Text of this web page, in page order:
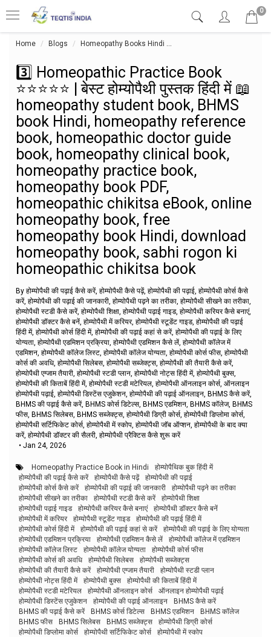
0
Home Blogs Homeopathy Books Hindi
3️⃣ Homeopathic Practice Book
⭐⭐⭐⭐⭐ | बेस्ट होम्योपैथी पुस्तक हिंदी में 📖
homeopathy student book, BHMS
book Hindi, homeopathy reference
book, homeopathic doctor guide
book, homeopathy clinical book,
homeopathy practice book,
homeopathy book PDF,
homeopathic chikitsa eBook, online
homeopathy book, free
homeopathy book Hindi, download
homeopathy book, sabhi rogon ki
homeopathic chikitsa book
By होम्योपैथी की पढ़ाई कैसे करें, होम्योपैथी कैसे पढ़ें, होम्योपैथी की पढ़ाई, होम्योपैथी कोर्स कैसे
करें, होम्योपैथी की पढ़ाई की जानकारी, होम्योपैथी पढ़ने का तरीका, होम्योपैथी सीखने का तरीका,
होम्योपैथी स्टडी कैसे करें, होम्योपैथी शिक्षा, होम्योपैथी पढ़ाई गाइड, होम्योपैथी करियर कैसे बनाएं,
होम्योपैथी डॉक्टर कैसे बनें, होम्योपैथी में करियर, होम्योपैथी स्टूडेंट गाइड, होम्योपैथी की पढ़ाई
हिंदी में, होम्योपैथी कोर्स हिंदी में, होम्योपैथी की पढ़ाई कहां से करें, होम्योपैथी की पढ़ाई के लिए
योग्यता, होम्योपैथी एडमिशन प्रक्रिया, होम्योपैथी एडमिशन कैसे लें, होम्योपैथी कॉलेज में
एडमिशन, होम्योपैथी कॉलेज लिस्ट, होम्योपैथी कॉलेज योग्यता, होम्योपैथी कोर्स फीस, होम्योपैथी
कोर्स की अवधि, होम्योपैथी सिलेबस, होम्योपैथी सब्जेक्ट्स, होम्योपैथी की तैयारी कैसे करें,
होम्योपैथी एग्जाम तैयारी, होम्योपैथी स्टडी प्लान, होम्योपैथी नोट्स हिंदी में, होम्योपैथी बुक्स,
होम्योपैथी की किताबें हिंदी में, होम्योपैथी स्टडी मटेरियल, होम्योपैथी ऑनलाइन कोर्स, ऑनलाइन
होम्योपैथी पढ़ाई, होम्योपैथी डिस्टेंस एजुकेशन, होम्योपैथी की पढ़ाई ऑनलाइन, BHMS कैसे करें,
BHMS की पढ़ाई कैसे करें, BHMS कोर्स डिटेल्स, BHMS एडमिशन, BHMS कॉलेज, BHMS
फीस, BHMS सिलेबस, BHMS सब्जेक्ट्स, होम्योपैथी डिग्री कोर्स, होम्योपैथी डिप्लोमा कोर्स,
होम्योपैथी सर्टिफिकेट कोर्स, होम्योपैथी में स्कोप, होम्योपैथी जॉब ऑप्शन, होम्योपैथी के बाद क्या
करें, होम्योपैथी डॉक्टर की सैलरी, होम्योपैथी प्रैक्टिस कैसे शुरू करें
• Jan 24, 2026
Homeopathy Practice Book in Hindi
होम्योपैथिक बुक हिंदी में
होम्योपैथी की पढ़ाई कैसे करें
होम्योपैथी कैसे पढ़ें
होम्योपैथी की पढ़ाई
होम्योपैथी कोर्स कैसे करें
होम्योपैथी की पढ़ाई की जानकारी
होम्योपैथी पढ़ने का तरीका
होम्योपैथी सीखने का तरीका
होम्योपैथी स्टडी कैसे करें
होम्योपैथी शिक्षा
होम्योपैथी पढ़ाई गाइड
होम्योपैथी करियर कैसे बनाएं
होम्योपैथी डॉक्टर कैसे बनें
होम्योपैथी में करियर
होम्योपैथी स्टूडेंट गाइड
होम्योपैथी की पढ़ाई हिंदी में
होम्योपैथी कोर्स हिंदी में
होम्योपैथी की पढ़ाई कहां से करें
होम्योपैथी की पढ़ाई के लिए योग्यता
होम्योपैथी एडमिशन प्रक्रिया
होम्योपैथी एडमिशन कैसे लें
होम्योपैथी कॉलेज में एडमिशन
होम्योपैथी कॉलेज लिस्ट
होम्योपैथी कॉलेज योग्यता
होम्योपैथी कोर्स फीस
होम्योपैथी कोर्स की अवधि
होम्योपैथी सिलेबस
होम्योपैथी सब्जेक्ट्स
होम्योपैथी की तैयारी कैसे करें
होम्योपैथी एग्जाम तैयारी
होम्योपैथी स्टडी प्लान
होम्योपैथी नोट्स हिंदी में
होम्योपैथी बुक्स
होम्योपैथी की किताबें हिंदी में
होम्योपैथी स्टडी मटेरियल
होम्योपैथी ऑनलाइन कोर्स
ऑनलाइन होम्योपैथी पढ़ाई
होम्योपैथी डिस्टेंस एजुकेशन
होम्योपैथी की पढ़ाई ऑनलाइन
BHMS कैसे करें
BHMS की पढ़ाई कैसे करें
BHMS कोर्स डिटेल्स BHMS एडमिशन
BHMS कॉलेज
BHMS फीस
BHMS सिलेबस BHMS सब्जेक्ट्स
होम्योपैथी डिग्री कोर्स
होम्योपैथी डिप्लोमा कोर्स
होम्योपैथी सर्टिफिकेट कोर्स
होम्योपैथी में स्कोप